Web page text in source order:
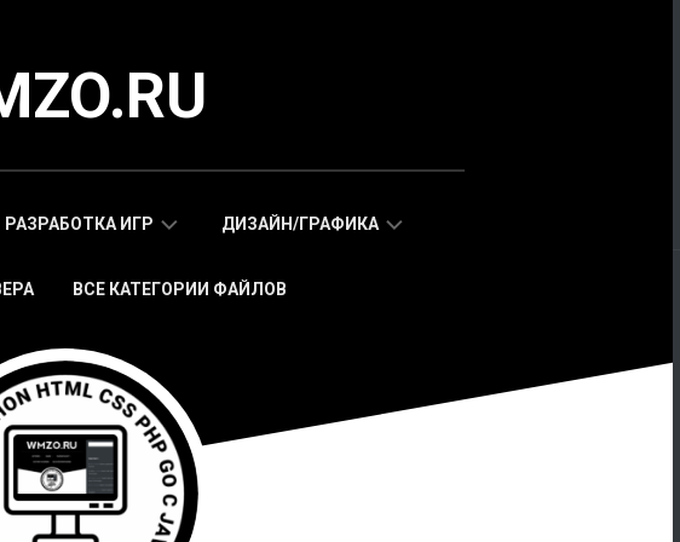
РАЗРАБОТКА ИГР
МОБИЛЬНЫХ
ИГР
HTML5
ИГРЫ
СКРИПТЫ
WEB
ДИЗАЙН/ГРАФИКА
HTML5
ВСЕ КАТЕГОРИИ ФАЙЛОВ